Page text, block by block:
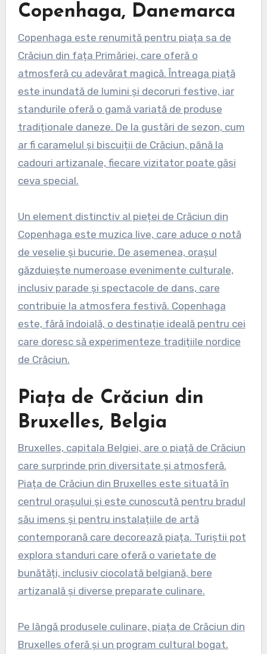
Copenhaga, Danemarca
Copenhaga este renumită pentru piața sa de
Crăciun din fața Primăriei, care oferă o
atmosferă cu adevărat magică. Întreaga piață
este inundată de lumini și decoruri festive, iar
standurile oferă o gamă variată de produse
tradiționale daneze. De la gustări de sezon, cum
ar fi caramelul și biscuiții de Crăciun, până la
cadouri artizanale, fiecare vizitator poate găsi
ceva special.
Un element distinctiv al pieței de Crăciun din
Copenhaga este muzica live, care aduce o notă
de veselie și bucurie. De asemenea, orașul
găzduiește numeroase evenimente culturale,
inclusiv parade și spectacole de dans, care
contribuie la atmosfera festivă. Copenhaga
este, fără îndoială, o destinație ideală pentru cei
care doresc să experimenteze tradițiile nordice
de Crăciun.
Piața de Crăciun din
Bruxelles, Belgia
Bruxelles, capitala Belgiei, are o piață de Crăciun
care surprinde prin diversitate și atmosferă.
Piața de Crăciun din Bruxelles este situată în
centrul orașului și este cunoscută pentru bradul
său imens și pentru instalațiile de artă
contemporană care decorează piața. Turiștii pot
explora standuri care oferă o varietate de
bunătăți, inclusiv ciocolată belgiană, bere
artizanală și diverse preparate culinare.
Pe lângă produsele culinare, piața de Crăciun din
Bruxelles oferă și un program cultural bogat.